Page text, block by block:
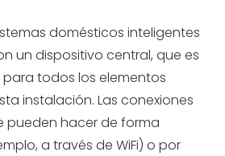
domésticos inteligentes
un dispositivo central, que es
todos los elementos
instalación. Las conexiones
pueden hacer de forma
a través de WiFi) o por